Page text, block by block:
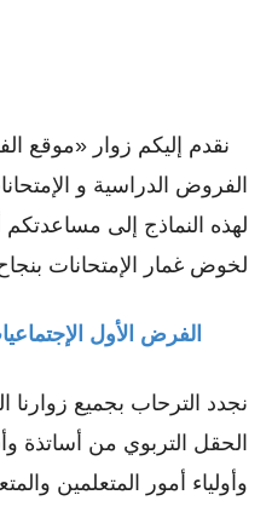
نقدم إليكم زوار «موقع
الفروض الدراسية و
لهذه النماذج إلى مساعدتكم
لخوض غمار الإمتحانات
الفرض الأول
نجدد الترحاب بجميع زوارنا
الحقل التربوي من أساتذة
وأولياء أمور المتعلمين